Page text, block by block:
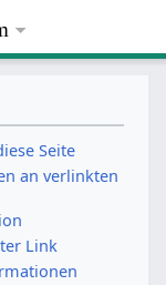
Seite
an verlinkten
Link